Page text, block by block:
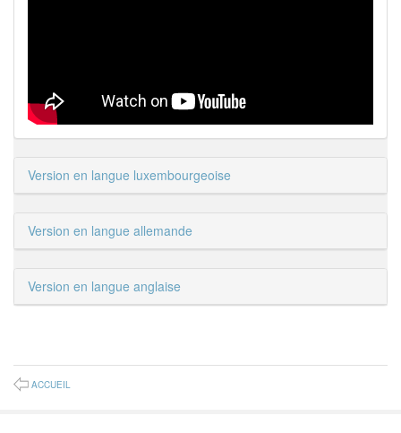
Version en langue luxembourgeoise
Version en langue allemande
Version en langue anglaise
ACCUEIL